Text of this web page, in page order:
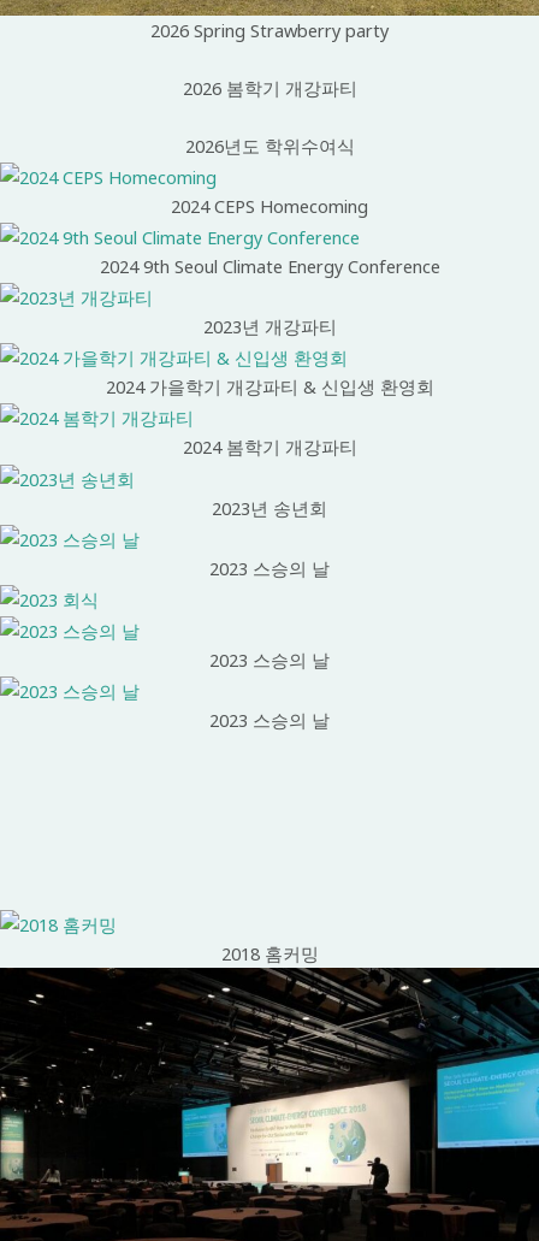
2026 Spring Strawberry party
2026 봄학기 개강파티
2026년도 학위수여식
2024 CEPS Homecoming
2024 9th Seoul Climate Energy Conference
2023년 개강파티
2024 가을학기 개강파티 & 신입생 환영회
2024 봄학기 개강파티
2023년 송년회
2023 스승의 날
2023 스승의 날
2023 스승의 날
2018 홈커밍